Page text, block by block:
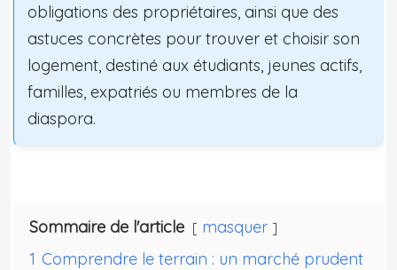
obligations des propriétaires, ainsi que des
astuces concrètes pour trouver et choisir son
logement, destiné aux étudiants, jeunes actifs,
familles, expatriés ou membres de la
diaspora.
Sommaire de l'article
masquer
1 Comprendre le terrain : un marché prudent